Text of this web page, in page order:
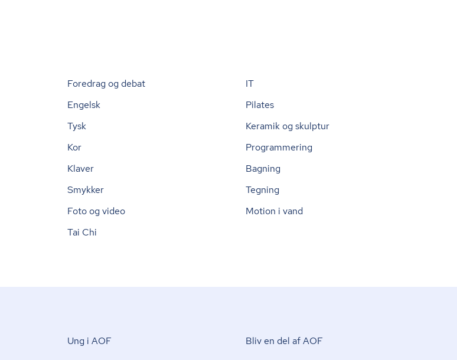
Foredrag og debat
IT
Engelsk
Pilates
Tysk
Keramik og skulptur
Kor
Programmering
Klaver
Bagning
Smykker
Tegning
Foto og video
Motion i vand
Tai Chi
Ung i AOF Bliv en del af AOF